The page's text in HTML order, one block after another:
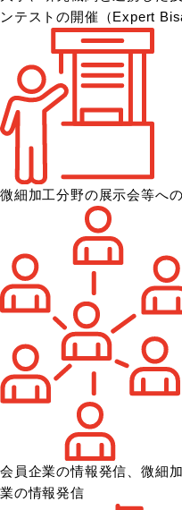
ンテストの開催 （Expert
微細加工分野の展示会等へ
会員企業の情報発信、微細
業の情報発信